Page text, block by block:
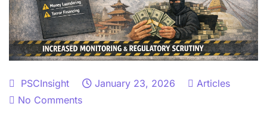
PSCInsight January 23, 2026
Articles
No Commentson